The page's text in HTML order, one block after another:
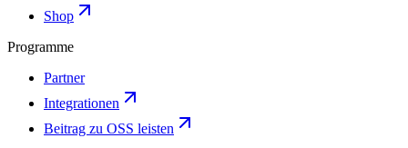
Shop
Programme
Partner
Integrationen
Beitrag zu OSS leisten